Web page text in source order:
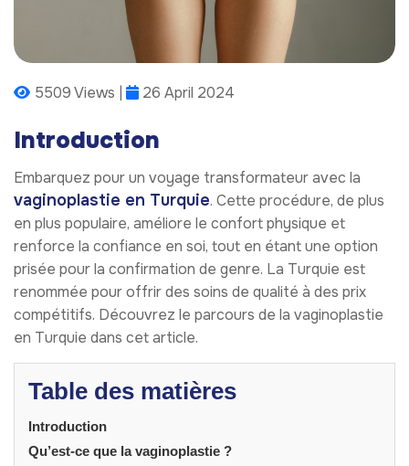
5509 Views | 26 April 2024
Introduction
Embarquez pour un voyage transformateur avec la
vaginoplastie en Turquie. Cette procédure, de plus
en plus populaire, améliore le confort physique et
renforce la confiance en soi, tout en étant une option
prisée pour la confirmation de genre. La Turquie est
renommée pour offrir des soins de qualité à des prix
compétitifs. Découvrez le parcours de la vaginoplastie
en Turquie dans cet article.
Table des matières
Introduction
Qu’est-ce que la vaginoplastie ?